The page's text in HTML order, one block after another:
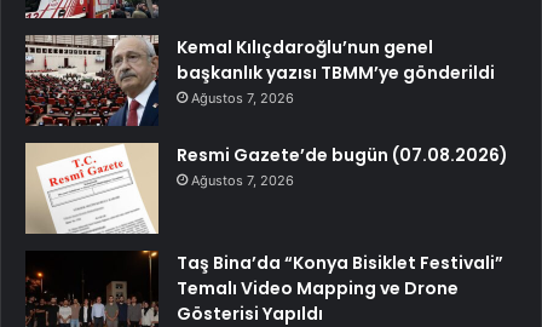
Kemal Kılıçdaroğlu’nun genel
başkanlık yazısı TBMM’ye gönderildi
Ağustos 7, 2026
Resmi Gazete’de bugün (07.08.2026)
Ağustos 7, 2026
Taş Bina’da “Konya Bisiklet Festivali”
Temalı Video Mapping ve Drone
Gösterisi Yapıldı